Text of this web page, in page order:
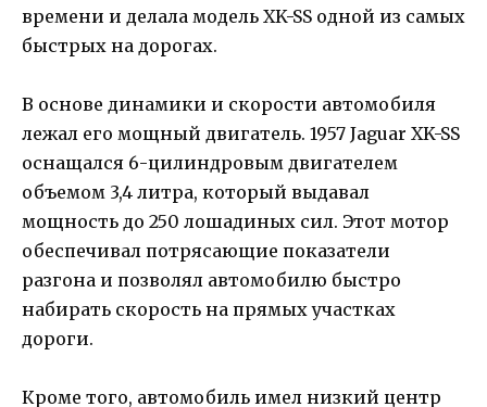
времени и делала модель XK-SS одной из самых
быстрых на дорогах.
В основе динамики и скорости автомобиля
лежал его мощный двигатель. 1957 Jaguar XK-SS
оснащался 6-цилиндровым двигателем
объемом 3,4 литра, который выдавал
мощность до 250 лошадиных сил. Этот мотор
обеспечивал потрясающие показатели
разгона и позволял автомобилю быстро
набирать скорость на прямых участках
дороги.
Кроме того, автомобиль имел низкий центр